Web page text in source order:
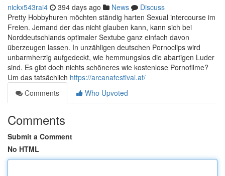
nickx543rai4 394 days ago News
Discuss
Pretty Hobbyhuren möchten ständig harten Sexual intercourse im
Freien. Jemand der das nicht glauben kann, kann sich bei
Norddeutschlands optimaler Sextube ganz einfach davon
überzeugen lassen. In unzähligen deutschen Pornoclips wird
unbarmherzig aufgedeckt, wie hemmungslos die abartigen Luder
sind. Es gibt doch nichts schöneres wie kostenlose Pornofilme?
Um das tatsächlich https://arcanafestival.at/
Comments
Who Upvoted
Comments
Submit a Comment
No HTML